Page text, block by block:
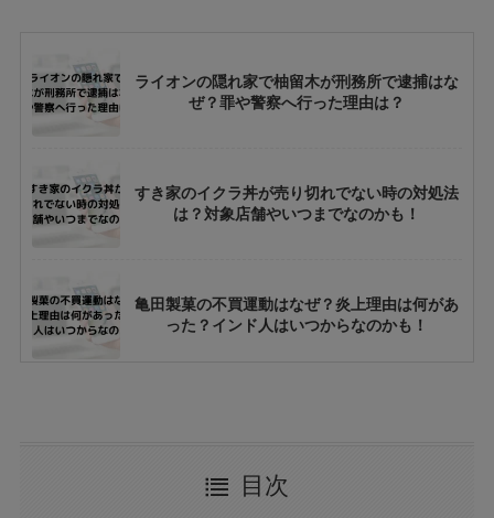
ライオンの隠れ家で柚留木が刑務所で逮捕はな
ぜ？罪や警察へ行った理由は？
すき家のイクラ丼が売り切れでない時の対処法
は？対象店舗やいつまでなのかも！
亀田製菓の不買運動はなぜ？炎上理由は何があ
った？インド人はいつからなのかも！
目次